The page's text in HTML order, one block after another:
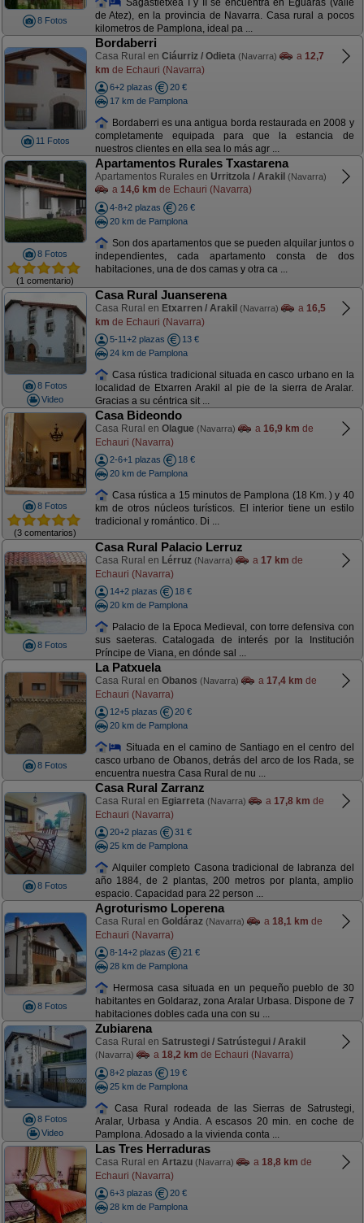
8 Fotos
de Atez), en la provincia de Navarra. Casa rural a pocos
kilometros de Pamplona, ideal pa ...
11 Fotos
Bordaberri
Casa Rural en Ciáurriz / Odieta (Navarra) a 12,7
km de Echauri (Navarra)
6+2 plazas
20 €
17 km de Pamplona
Bordaberri es una antigua borda restaurada en 2008 y
completamente equipada para que la estancia de
nuestros clientes en ella sea lo más agr ...
8 Fotos
(1 comentario)
Apartamentos Rurales Txastarena
Apartamentos Rurales en Urritzola / Arakil (Navarra)
a 14,6 km de Echauri (Navarra)
4-8+2 plazas
26 €
20 km de Pamplona
Son dos apartamentos que se pueden alquilar juntos o
independientes, cada apartamento consta de dos
habitaciones, una de dos camas y otra ca ...
8 Fotos
Video
Casa Rural Juanserena
Casa Rural en Etxarren / Arakil (Navarra) a 16,5
km de Echauri (Navarra)
5-11+2 plazas
13 €
24 km de Pamplona
Casa rústica tradicional situada en casco urbano en la
localidad de Etxarren Arakil al pie de la sierra de Aralar.
Gracias a su céntrica sit ...
8 Fotos
(3 comentarios)
Casa Bideondo
Casa Rural en Olague (Navarra) a 16,9 km de
Echauri (Navarra)
2-6+1 plazas
18 €
20 km de Pamplona
Casa rústica a 15 minutos de Pamplona (18 Km. ) y 40
km de otros núcleos turísticos. El interior tiene un estilo
tradicional y romántico. Di ...
8 Fotos
Casa Rural Palacio Lerruz
Casa Rural en Lérruz (Navarra) a 17 km de
Echauri (Navarra)
14+2 plazas
18 €
20 km de Pamplona
Palacio de la Epoca Medieval, con torre defensiva con
sus saeteras. Catalogada de interés por la Institución
Príncipe de Viana, en dónde sal ...
8 Fotos
La Patxuela
Casa Rural en Obanos (Navarra) a 17,4 km de
Echauri (Navarra)
12+5 plazas
20 €
20 km de Pamplona
Situada en el camino de Santiago en el centro del
casco urbano de Obanos, detrás del arco de los Rada, se
encuentra nuestra Casa Rural de nu ...
8 Fotos
Casa Rural Zarranz
Casa Rural en Egiarreta (Navarra) a 17,8 km de
Echauri (Navarra)
20+2 plazas
31 €
25 km de Pamplona
Alquiler completo Casona tradicional de labranza del
año 1884, de 2 plantas, 200 metros por planta, amplio
espacio. Capacidad para 22 person ...
8 Fotos
Agroturismo Loperena
Casa Rural en Goldáraz (Navarra) a 18,1 km de
Echauri (Navarra)
8-14+2 plazas
21 €
28 km de Pamplona
Hermosa casa situada en un pequeño pueblo de 30
habitantes en Goldaraz, zona Aralar Urbasa. Dispone de 7
habitaciones dobles cada una con su ...
8 Fotos
Video
Zubiarena
Casa Rural en Satrustegi / Satrústegui / Arakil
(Navarra) a 18,2 km de Echauri (Navarra)
8+2 plazas
19 €
25 km de Pamplona
Casa Rural rodeada de las Sierras de Satrustegi,
Aralar, Urbasa y Andia. A escasos 20 min. en coche de
Pamplona. Adosado a la vivienda conta ...
Las Tres Herraduras
Casa Rural en Artazu (Navarra) a 18,8 km de
Echauri (Navarra)
6+3 plazas
20 €
28 km de Pamplona